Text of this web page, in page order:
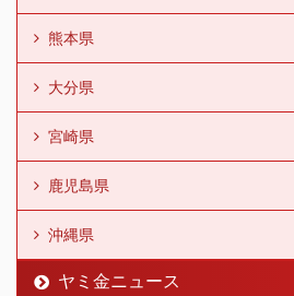
熊本県
大分県
宮崎県
鹿児島県
沖縄県
ヤミ金ニュース